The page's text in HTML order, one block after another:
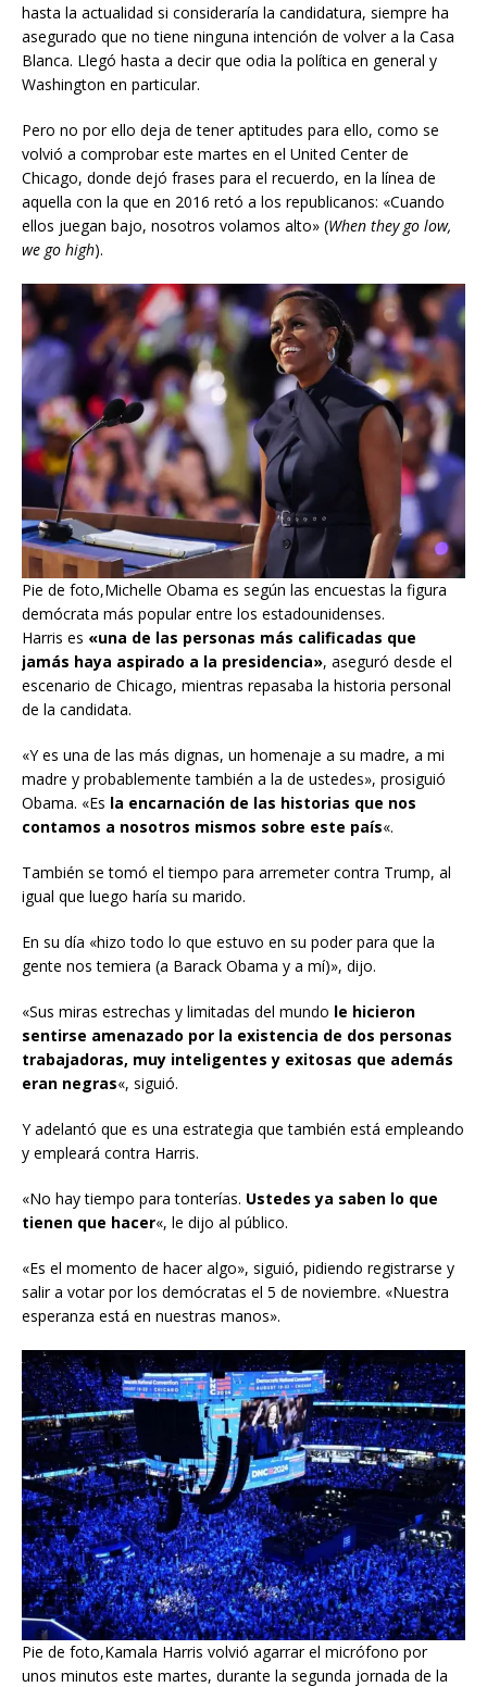
hasta la actualidad si consideraría la candidatura, siempre ha
asegurado que no tiene ninguna intención de volver a la Casa
Blanca. Llegó hasta a decir que odia la política en general y
Washington en particular.
Pero no por ello deja de tener aptitudes para ello, como se
volvió a comprobar este martes en el United Center de
Chicago, donde dejó frases para el recuerdo, en la línea de
aquella con la que en 2016 retó a los republicanos: «Cuando
ellos juegan bajo, nosotros volamos alto» (When they go low,
we go high).
Pie de foto,Michelle Obama es según las encuestas la figura
demócrata más popular entre los estadounidenses.
Harris es «una de las personas más calificadas que
jamás haya aspirado a la presidencia», aseguró desde el
escenario de Chicago, mientras repasaba la historia personal
de la candidata.
«Y es una de las más dignas, un homenaje a su madre, a mi
madre y probablemente también a la de ustedes», prosiguió
Obama. «Es la encarnación de las historias que nos
contamos a nosotros mismos sobre este país«.
También se tomó el tiempo para arremeter contra Trump, al
igual que luego haría su marido.
En su día «hizo todo lo que estuvo en su poder para que la
gente nos temiera (a Barack Obama y a mí)», dijo.
«Sus miras estrechas y limitadas del mundo le hicieron
sentirse amenazado por la existencia de dos personas
trabajadoras, muy inteligentes y exitosas que además
eran negras«, siguió.
Y adelantó que es una estrategia que también está empleando
y empleará contra Harris.
«No hay tiempo para tonterías. Ustedes ya saben lo que
tienen que hacer«, le dijo al público.
«Es el momento de hacer algo», siguió, pidiendo registrarse y
salir a votar por los demócratas el 5 de noviembre. «Nuestra
esperanza está en nuestras manos».
Pie de foto,Kamala Harris volvió agarrar el micrófono por
unos minutos este martes, durante la segunda jornada de la